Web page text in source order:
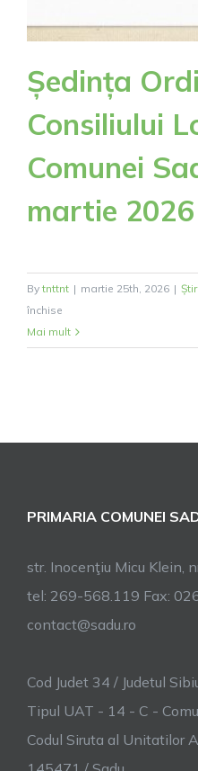
Ședința
Consiliului
Comunei
martie 2026
By tnttnt | martie 25th, 2026 |
închise
Ședința
Ordinară
31
2026
Mai mult
PRIMARIA COMUNEI
str. Inocenţiu Micu Klein,
tel: 269-568.119 Fax:
contact@sadu.ro
Cod Judet 34 / Judetul
Tipul UAT - 14 - C -
Codul Siruta al Unitatilor